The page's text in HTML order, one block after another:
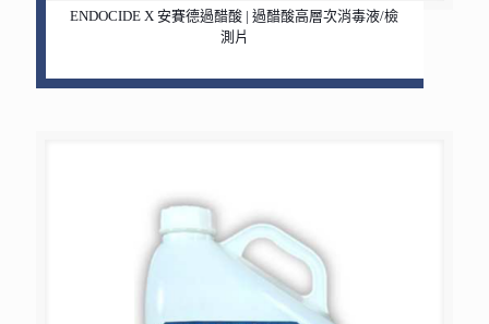
ENDOCIDE X 安賽德過醋酸 | 過醋酸高層次消毒液/檢
測片